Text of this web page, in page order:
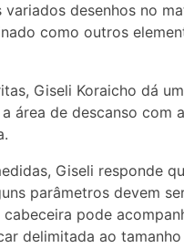
desenhos no
como outros
Giseli Koraicho dá
área de descanso com
Giseli responde
parâmetros devem
pode
delimitada ao tamanho